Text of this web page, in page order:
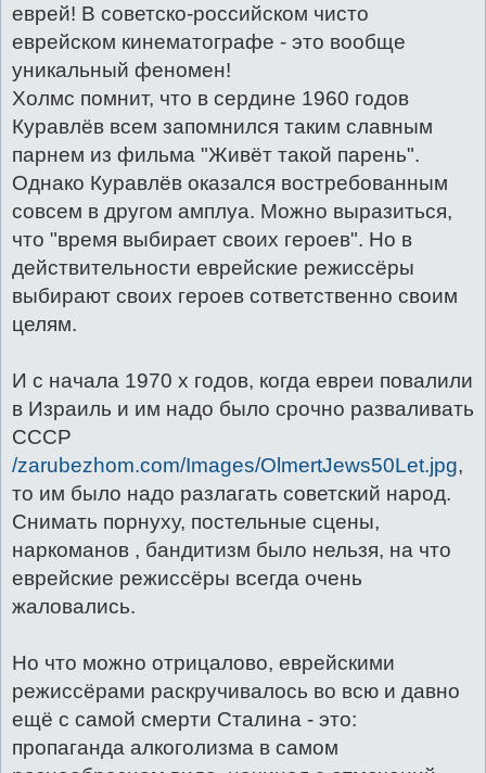
еврей! В советcко-российском чисто
еврейском кинематографе - это вообще
уникальный феномен!
Холмс помнит, что в сердине 1960 годов
Куравлёв всем запомнился таким славным
парнем из фильма "Живёт такой парень".
Однако Куравлёв оказался востребованным
совсем в другом амплуа. Можно выразиться,
что "время выбирает своих героев". Но в
действительности еврейские режиссёры
выбирают своих героев сответственно своим
целям.
И с начала 1970 х годов, когда евреи повалили
в Израиль и им надо было срочно разваливать
СССР
/zarubezhom.com/Images/OlmertJews50Let.jpg,
то им было надо разлагать советский народ.
Снимать порнуху, постельные сцены,
наркоманов , бандитизм было нельзя, на что
еврейские режиссёры всегда очень
жаловались.
Но что можно отрицалово, еврейскими
режиссёрами раскручивалось во всю и давно
ещё с самой смерти Сталина - это:
пропаганда алкоголизма в самом